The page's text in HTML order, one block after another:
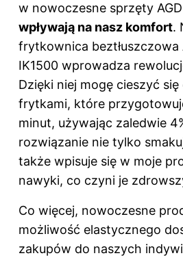
w nowoczesne sprzęty AGD
wpływają na nasz komfort.
frytkownica beztłuszczowa
IK1500 wprowadza
Dzięki niej mogę cieszyć
frytkami, które
minut, używając zaledwie
rozwiązanie nie tylko
także wpisuje się w moje
nawyki, co czyni je
Co więcej, nowoczesne
możliwość elastycznego
zakupów do naszych